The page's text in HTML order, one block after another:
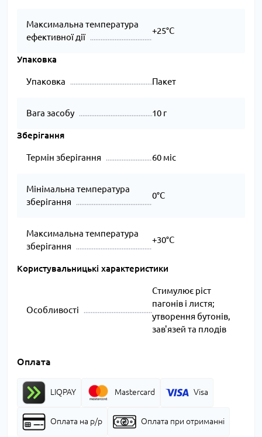
Максимальна температура
ефективної дії
+25°C
Упаковка
Упаковка Пакет
Вага засобу 10 г
Зберігання
Термін зберігання 60 міс
Мінімальна температура
зберігання
0°C
Максимальна температура
зберігання
+30°C
Користувальницькі характеристики
Особливості
Стимулює ріст
пагонів і листя;
утворення бутонів,
зав'язей та плодів
Оплата
LIQPAY Mastercard Visa
Оплата на р/р Оплата при отриманні